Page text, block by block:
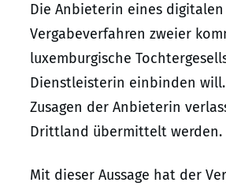
Die Anbieterin eines
Vergabeverfahren zweier
luxemburgische
Dienstleisterin einbinden
Zusagen der Anbieterin
Drittland übermittelt werden.
Mit dieser Aussage hat der